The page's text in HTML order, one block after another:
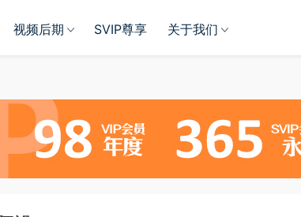
视频后期 SVIP尊享 关于我们